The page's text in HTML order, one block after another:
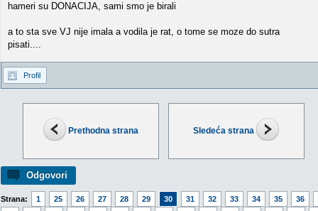
Prethodna strana Sledeća strana
Odgovori
Strana: 1 25 26 27 28 29 30 31 32 33 34 35
36
hameri su DONACIJA, sami smo je birali
a to sta sve VJ nije imala a vodila je rat, o tome se moze do sutra
pisati....
Profil